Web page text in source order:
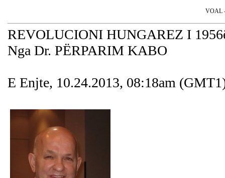
VOAL
REVOLUCIONI HUNGAREZ I
Nga Dr. PËRPARIM KABO
E Enjte, 10.24.2013, 08:18am